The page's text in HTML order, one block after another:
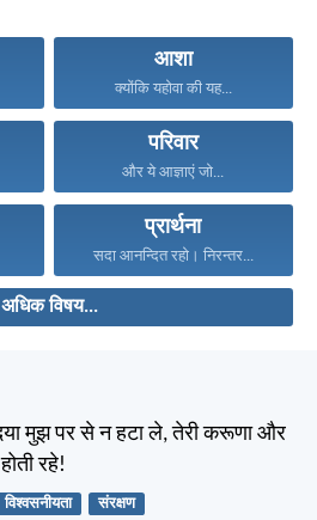
आशा
क्योंकि यहोवा की यह...
परिवार
और ये आज्ञाएं जो...
प्रार्थना
सदा आनन्दित रहो। निरन्तर...
अधिक विषय...
मुझ पर से न हटा ले, तेरी करूणा और
रहे!
विश्वसनीयता संरक्षण